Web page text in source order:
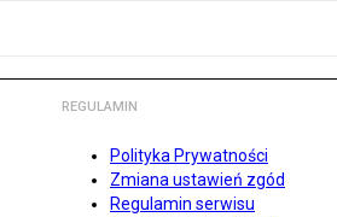
REGULAMIN
Polityka Prywatności
Zmiana ustawień zgód
Regulamin serwisu